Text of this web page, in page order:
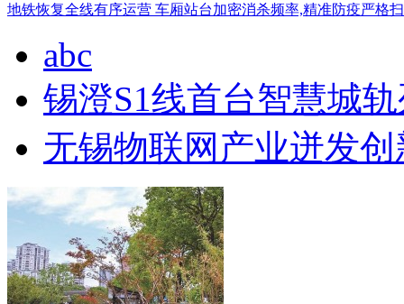
地铁恢复全线有序运营 车厢站台加密消杀频率,精准防疫严格
abc
锡澄S1线首台智慧城
无锡物联网产业迸发